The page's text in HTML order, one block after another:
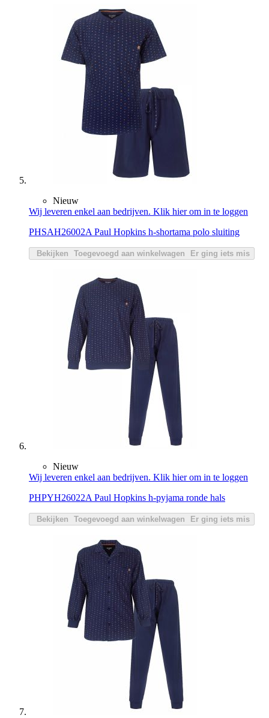
Nieuw
Wij leveren enkel aan bedrijven. Klik hier om in te loggen
PHSAH26002A Paul Hopkins h-shortama polo sluiting
Bekijken Toegevoegd aan winkelwagen Er ging iets mis
Nieuw
Wij leveren enkel aan bedrijven. Klik hier om in te loggen
PHPYH26022A Paul Hopkins h-pyjama ronde hals
Bekijken Toegevoegd aan winkelwagen Er ging iets mis